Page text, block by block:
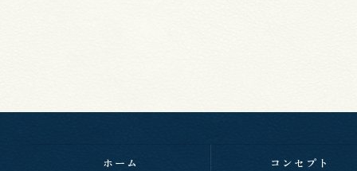
ホーム コンセプト